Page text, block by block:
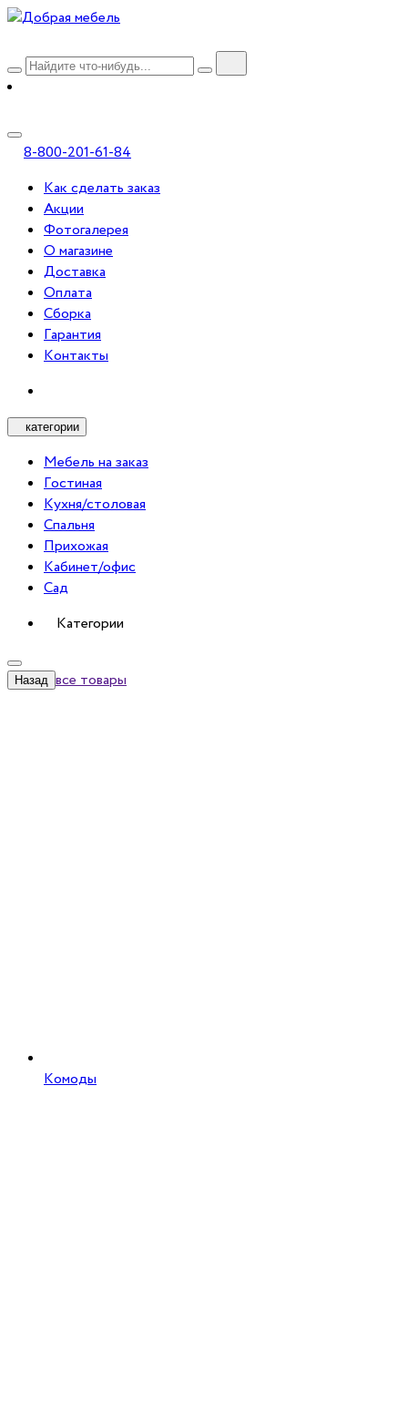
8-800-201-61-84
Как сделать заказ
Акции
Фотогалерея
О магазине
Доставка
Оплата
Сборка
Гарантия
Контакты
категории
Мебель на заказ
Гостиная
Кухня/столовая
Спальня
Прихожая
Кабинет/офис
Сад
Категории
Назад все товары
Комоды